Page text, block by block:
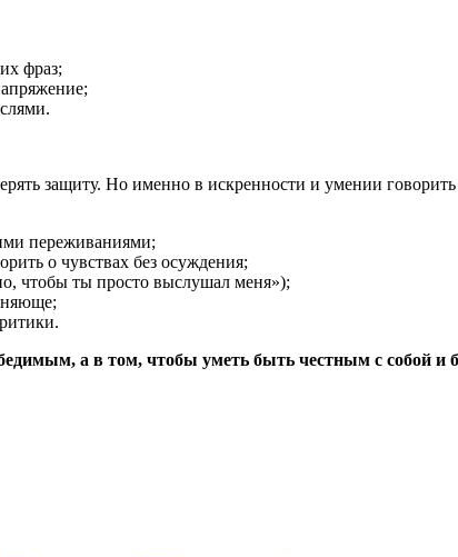
фраз;
защиту. Но именно в искренности и умении
переживаниями;
о чувствах без осуждения;
чтобы ты просто выслушал меня»);
а в том, чтобы уметь быть честным с собой и